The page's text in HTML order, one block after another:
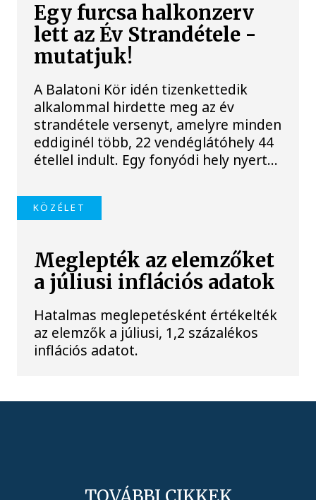
Egy furcsa halkonzerv
lett az Év Strandétele -
mutatjuk!
A Balatoni Kör idén tizenkettedik
alkalommal hirdette meg az év
strandétele versenyt, amelyre minden
eddiginél több, 22 vendéglátóhely 44
étellel indult. Egy fonyódi hely nyert...
KÖZÉLET
Meglepték az elemzőket
a júliusi inflációs adatok
Hatalmas meglepetésként értékelték
az elemzők a júliusi, 1,2 százalékos
inflációs adatot.